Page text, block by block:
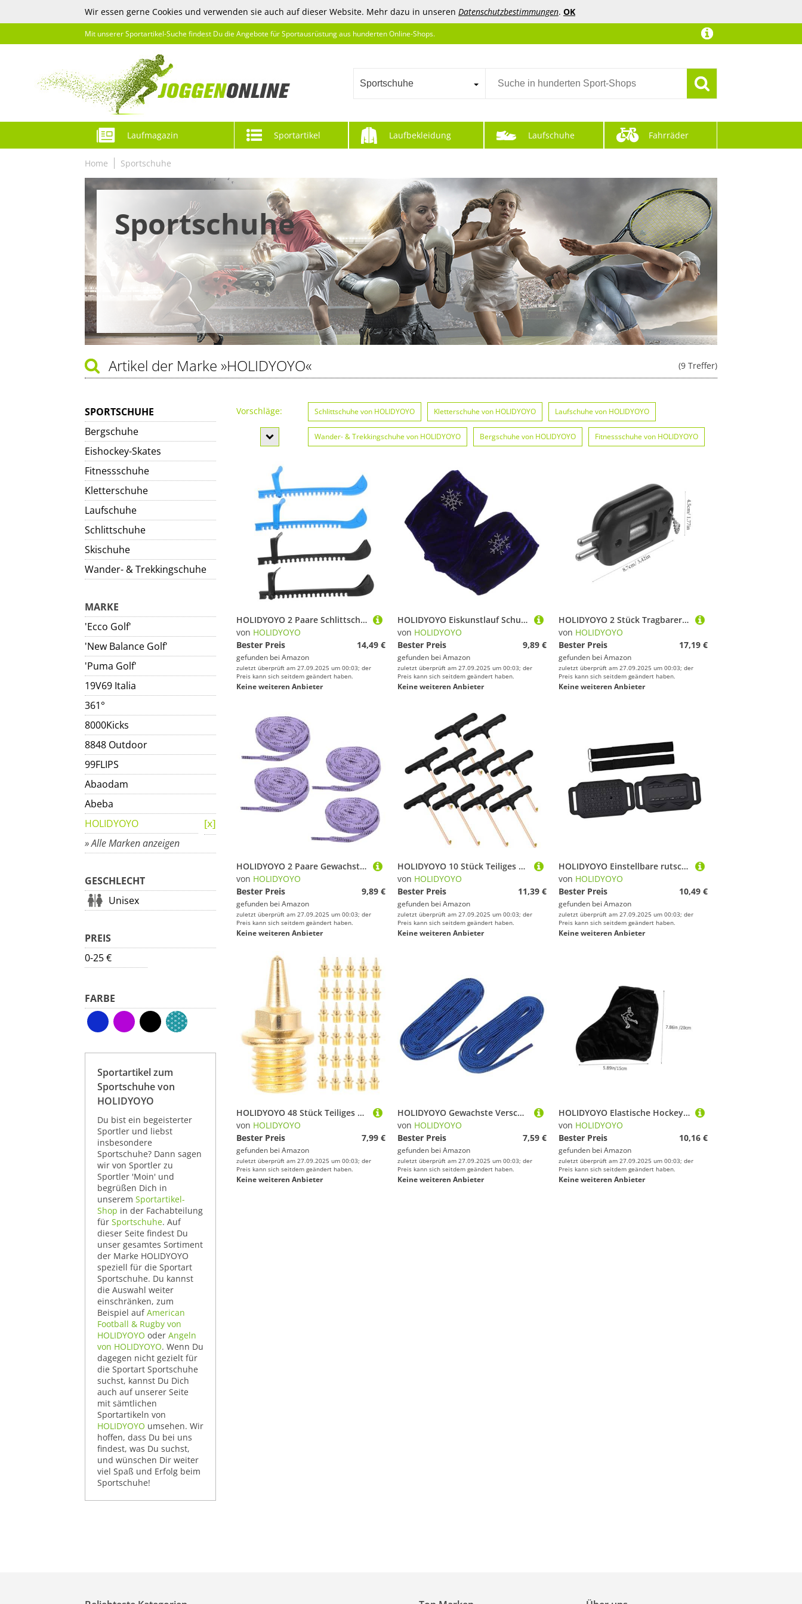
Wir essen gerne Cookies und verwenden sie auch auf dieser Website. Mehr dazu in unseren Datenschutzbestimmungen. OK
Mit unserer Sportartikel-Suche findest Du die Angebote für Sportausrüstung aus hunderten Online-Shops.
Sportschuhe
Laufmagazin Sportartikel Laufbekleidung Laufschuhe Fahrräder
Home Sportschuhe
Sportschuhe
(9 Treffer)
Artikel der Marke »HOLIDYOYO«
SPORTSCHUHE
Bergschuhe
Eishockey-Skates
Fitnessschuhe
Kletterschuhe
Laufschuhe
Schlittschuhe
Skischuhe
Wander- & Trekkingschuhe
MARKE
'Ecco Golf'
'New Balance Golf'
'Puma Golf'
19V69 Italia
361°
8000Kicks
8848 Outdoor
99FLIPS
Abaodam
Abeba
HOLIDYOYO
» Alle Marken anzeigen
GESCHLECHT
Unisex
PREIS
0-25 €
FARBE
Sportartikel zum
Sportschuhe von
HOLIDYOYO
Du bist ein begeisterter
Sportler und liebst
insbesondere
Sportschuhe? Dann sagen
wir von Sportler zu
Sportler 'Moin' und
begrüßen Dich in
unserem Sportartikel-
Shop in der Fachabteilung
für Sportschuhe. Auf
dieser Seite findest Du
unser gesamtes Sortiment
der Marke HOLIDYOYO
speziell für die Sportart
Sportschuhe. Du kannst
die Auswahl weiter
einschränken, zum
Beispiel aufAmerican
Football & Rugby von
HOLIDYOYO oder Angeln
von HOLIDYOYO. Wenn Du
dagegen nicht gezielt für
die Sportart Sportschuhe
suchst, kannst Du Dich
auch auf unserer Seite
mit sämtlichen
Sportartikeln von
HOLIDYOYO umsehen. Wir
hoffen, dass Du bei uns
findest, was Du suchst,
und wünschen Dir weiter
viel Spaß und Erfolg beim
Sportschuhe!
Vorschläge: Schlittschuhe von HOLIDYOYO Kletterschuhe von HOLIDYOYO Laufschuhe von HOLIDYOYO
Wander- & Trekkingschuhe von HOLIDYOYO Bergschuhe von HOLIDYOYO Fitnessschuhe von HOLIDYOYO
HOLIDYOYO 2 Paare Schlittschuhschutz Kufenabdeckungen Verstellbar Eisschutz für Eiskunstlauf Eishockey Erwachsene Schutz für Schlittschuhe Kufen
von HOLIDYOYO
Bester Preis
14,49 €
gefunden bei Amazon
zuletzt überprüft am 27.09.2025 um 00:03; der
Preis kann sich seitdem geändert haben.
Keine weiteren Anbieter
HOLIDYOYO Eiskunstlauf Schuhüberzieher Blau mit Strass für Mittlere Schützende Hockey Skate Guards Modische Schlittschuh Covers für Trainings Wettkampfeinsatz
von HOLIDYOYO
Bester Preis
9,89 €
gefunden bei Amazon
zuletzt überprüft am 27.09.2025 um 00:03; der
Preis kann sich seitdem geändert haben.
Keine weiteren Anbieter
HOLIDYOYO 2 Stück Tragbarer Schlittschuh schärfer mit Feinem Schleifstein Praktisches Werkzeug zum Schärfen von Eisklingen Kompakt und Langlebig für Hockey Eiskunstlaufkufen
von HOLIDYOYO
Bester Preis
17,19 €
gefunden bei Amazon
zuletzt überprüft am 27.09.2025 um 00:03; der
Preis kann sich seitdem geändert haben.
Keine weiteren Anbieter
HOLIDYOYO 2 Paare Gewachste Flache Schnürsenkel für Eishockey Skischuhe Langlebige Dicht Gewebte Hochwertige Schnürsenkel für Eissport Vielseitig Einsetzbar für Hockey Schlittschuhe und
von HOLIDYOYO
Bester Preis
9,89 €
gefunden bei Amazon
zuletzt überprüft am 27.09.2025 um 00:03; der
Preis kann sich seitdem geändert haben.
Keine weiteren Anbieter
HOLIDYOYO 10 Stück Teiliges Schuhband Spanner mit Gebogenem Griff Tragbare Schnürsenkel Helfer für Hockeyschuhe Eishockey Schlittschuhe Boot schnürsenkel Langlebig und Einfach zu Bedienen
von HOLIDYOYO
Bester Preis
11,39 €
gefunden bei Amazon
zuletzt überprüft am 27.09.2025 um 00:03; der
Preis kann sich seitdem geändert haben.
Keine weiteren Anbieter
HOLIDYOYO Einstellbare rutschfeste Eiskrallen für Schuhe Zähne Gummi Grip Schneespikes Überzieher Leicht Elastisch für Wanderschuhe Winter Outdoor Herren Damen
von HOLIDYOYO
Bester Preis
10,49 €
gefunden bei Amazon
zuletzt überprüft am 27.09.2025 um 00:03; der
Preis kann sich seitdem geändert haben.
Keine weiteren Anbieter
HOLIDYOYO 48 Stück Teiliges Golf Laufschuh Spikes aus Aluminiumlegierung Kurze Langlebige Ersatznägel für Leichtathletik Einfach zu Montieren für Sportbegeisterte und Lauftraining
von HOLIDYOYO
Bester Preis
7,99 €
gefunden bei Amazon
zuletzt überprüft am 27.09.2025 um 00:03; der
Preis kann sich seitdem geändert haben.
Keine weiteren Anbieter
HOLIDYOYO Gewachste Verschleißfeste Hockey Schlittschuh Schnürsenkel Robuste Eishockey Schuhbänder Geeignet für Eishockeyschuhe Skates und Sportschuhe Modische Langlebige Schnürsenkel
von HOLIDYOYO
Bester Preis
7,59 €
gefunden bei Amazon
zuletzt überprüft am 27.09.2025 um 00:03; der
Preis kann sich seitdem geändert haben.
Keine weiteren Anbieter
HOLIDYOYO Elastische Hockey Boot Covers für Schlittschuhe und Rollschuhe Schutzüberzüge aus Polyester Passform für Erwachsene Langlebiger Skateschuhschutz Schwarz S
von HOLIDYOYO
Bester Preis
10,16 €
gefunden bei Amazon
zuletzt überprüft am 27.09.2025 um 00:03; der
Preis kann sich seitdem geändert haben.
Keine weiteren Anbieter